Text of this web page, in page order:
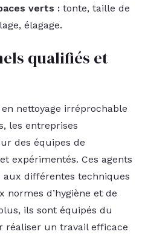
verts : tonte, taille de
élagage.
qualifiés et
nettoyage irréprochable
les entreprises
des équipes de
expérimentés. Ces agents
différentes techniques
normes d’hygiène et de
ils sont équipés du
réaliser un travail efficace